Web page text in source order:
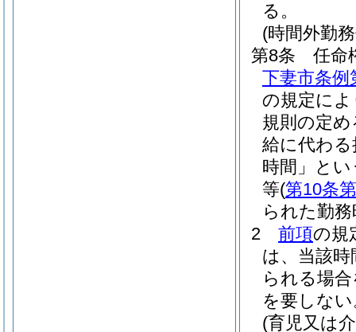
る。
(時間外勤
第8条
任命
下妻市条例
の規定に
規則の定
給に代わ
時間」とい
等(第10条
られた勤
2
前項の規
は、当該
られる場
を要しな
(育児又は